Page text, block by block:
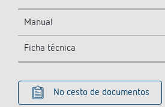
Manual
Ficha técnica
No cesto de documentos